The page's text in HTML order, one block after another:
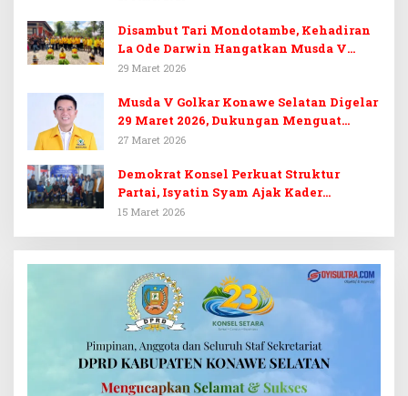
Disambut Tari Mondotambe, Kehadiran
La Ode Darwin Hangatkan Musda V
Golkar Konsel
29 Maret 2026
Musda V Golkar Konawe Selatan Digelar
29 Maret 2026, Dukungan Menguat
untuk Irham Kalenggo
27 Maret 2026
Demokrat Konsel Perkuat Struktur
Partai, Isyatin Syam Ajak Kader
Kembalikan Kejayaan
15 Maret 2026